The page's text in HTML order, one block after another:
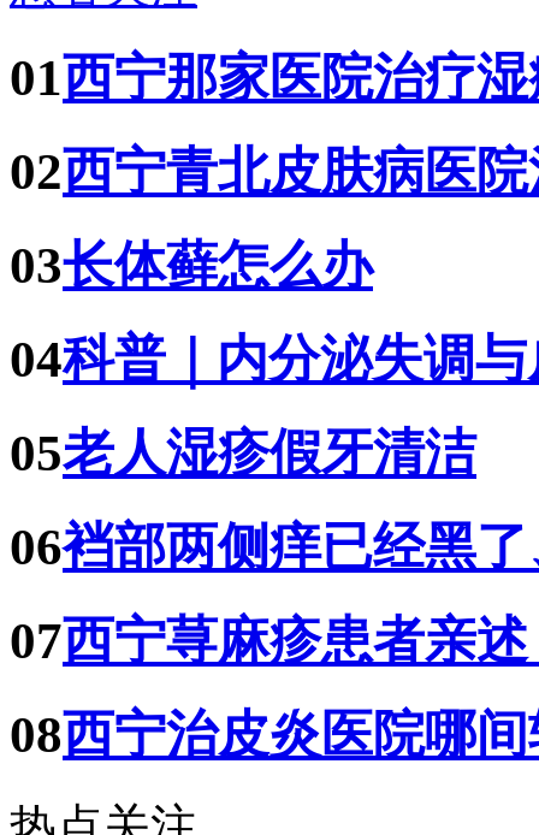
01西宁那家医院治疗
02西宁青北皮肤病医
03长体藓怎么办
04科普｜内分泌失调
05老人湿疹假牙清洁
06裆部两侧痒已经黑
07西宁荨麻疹患者亲
08西宁治皮炎医院哪